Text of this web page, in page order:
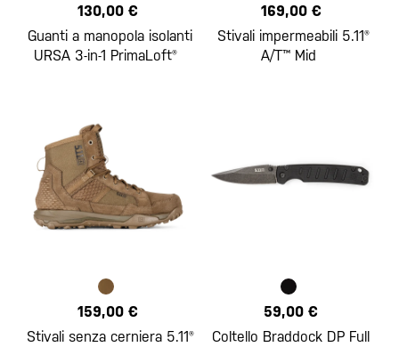
130,00 €
Guanti a manopola isolanti
URSA 3-in-1 PrimaLoft®
169,00 €
Stivali impermeabili 5.11®
A/T™ Mid
159,00 €
Stivali senza cerniera 5.11®
59,00 €
Coltello Braddock DP Full